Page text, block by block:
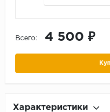
Всего: 4 500 ₽
Характеристики